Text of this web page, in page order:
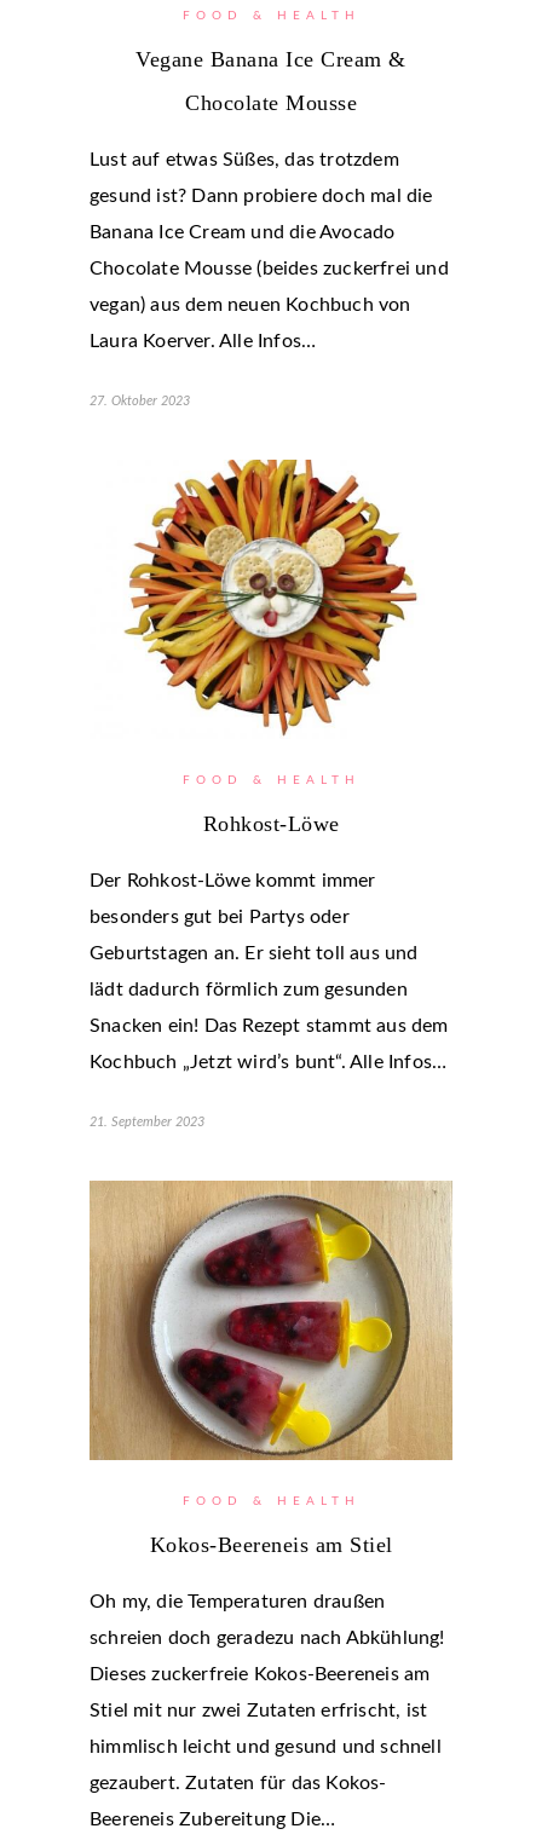
FOOD & HEALTH
Vegane Banana Ice Cream &
Chocolate Mousse
Lust auf etwas Süßes, das trotzdem
gesund ist? Dann probiere doch mal die
Banana Ice Cream und die Avocado
Chocolate Mousse (beides zuckerfrei und
vegan) aus dem neuen Kochbuch von
Laura Koerver. Alle Infos…
27. Oktober 2023
FOOD & HEALTH
Rohkost-Löwe
Der Rohkost-Löwe kommt immer
besonders gut bei Partys oder
Geburtstagen an. Er sieht toll aus und
lädt dadurch förmlich zum gesunden
Snacken ein! Das Rezept stammt aus dem
Kochbuch „Jetzt wird’s bunt“. Alle Infos…
21. September 2023
FOOD & HEALTH
Kokos-Beereneis am Stiel
Oh my, die Temperaturen draußen
schreien doch geradezu nach Abkühlung!
Dieses zuckerfreie Kokos-Beereneis am
Stiel mit nur zwei Zutaten erfrischt, ist
himmlisch leicht und gesund und schnell
gezaubert. Zutaten für das Kokos-
Beereneis Zubereitung Die…